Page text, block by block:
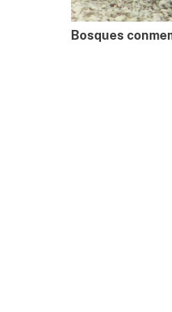
Bosques